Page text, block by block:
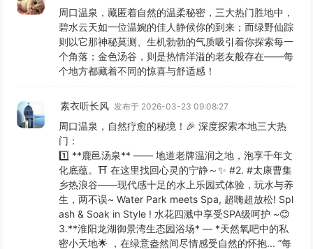
周口温泉，藏匿着自然的温柔秘密，三大热门胜地中，
碧水云天如一位温婉的佳人静候你的到来；而绿野仙踪
则以它那神秘莫测、生机勃勃的气质吸引着你探索每一
个角落；金色汤谷，则是热情洋溢的老友般存在——每
个地方都藏着不同的惊喜与舒适感！
素衣听长风 发布于 2026-03-23 09:08:27
周口温泉，自然疗愈的秘境！🎉 深度探索本地三大热
门：
1️⃣ **鹿邑汤泉** —— 地道老牌温润之地，泡享千年文
化底蕴。⛩️ 在这里找回心灵的宁静～✨ #2. #太康曹集
乡热浪谷——现代感十足的水上乐园式体验，玩水与养
生，两不误~ Water Park meets Spa, 超嗨超放松! Spl
ash & Soak in Style ! 水花四溅中享受SPA级呵护 ~😊
3.**淮阳龙湖御景湾生态园浴场* — *天然氧吧中的私
密小天地🌟 ，在绿意盎然间尽情感受自然的怀抱... ”每